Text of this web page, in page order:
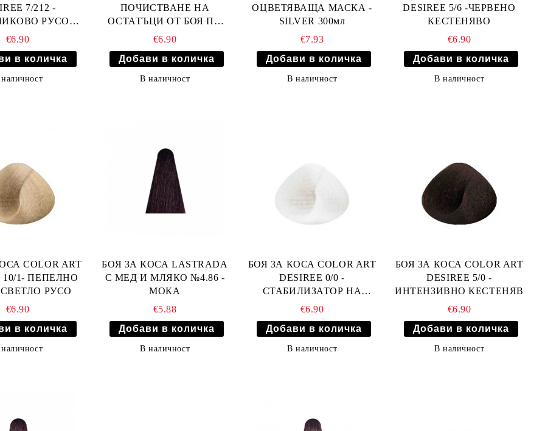
7/212 -
РУСО
€6.90
ПОЧИСТВАНЕ НА
ОСТАТЪЦИ ОТ БОЯ ПО
КОЖАТА 300мл
€6.90
В наличност
ОЦВЕТЯВАЩА МАСКА -
SILVER 300мл
€7.93
В наличност
DESIREE 5/6 -ЧЕРВЕНО
КЕСТЕНЯВО
€6.90
В наличност
COLOR ART
10/1- ПЕПЕЛНО
РУСО
€6.90
БОЯ ЗА КОСА LASTRADA
С МЕД И МЛЯКО №4.86 -
МОКА
€5.88
В наличност
БОЯ ЗА КОСА COLOR ART
DESIREE 0/0 -
СТАБИЛИЗАТОР НА
ИЗРУСЯВАНЕ
€6.90
В наличност
БОЯ ЗА КОСА COLOR ART
DESIREE 5/0 -
ИНТЕНЗИВНО КЕСТЕНЯВ
€6.90
В наличност